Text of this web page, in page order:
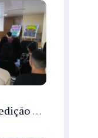
Sejusc participa da 5ª edição do Caminhos Literários com foco na cultura hip-hop nas unidades socioeducativas